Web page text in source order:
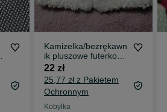
Kamizelka/bezrękawn
ik pluszowe futerko
na 2-3 lata
22 zł
25,77 zł z Pakietem
Ochronnym
Kobyłka